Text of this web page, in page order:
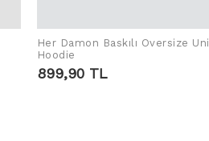
Her Damon Baskılı Oversize
Hoodie
899,90 TL